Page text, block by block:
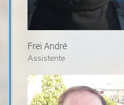
Frei André
Assistente